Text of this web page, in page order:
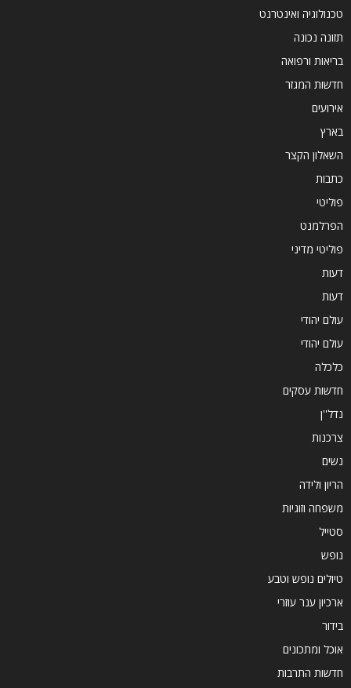
טכנולוגיה ואינטרנט
תזונה נכונה
בריאות ורפואה
חדשות המגזר
אירועים
בארץ
השאלון הקצר
כתבות
פוליטי
הפרלמנט
פוליטי מדיני
דעות
דעות
עולם יהודי
עולם יהודי
כלכלה
חדשות עסקים
נדל''ן
צרכנות
נשים
הריון ולידה
משפחה וזוגיות
סטייל
נופש
טיולים נופש וטבע
ארכיון ענר עוזרי
בידור
אוכל ומתכונים
חדשות התרבות